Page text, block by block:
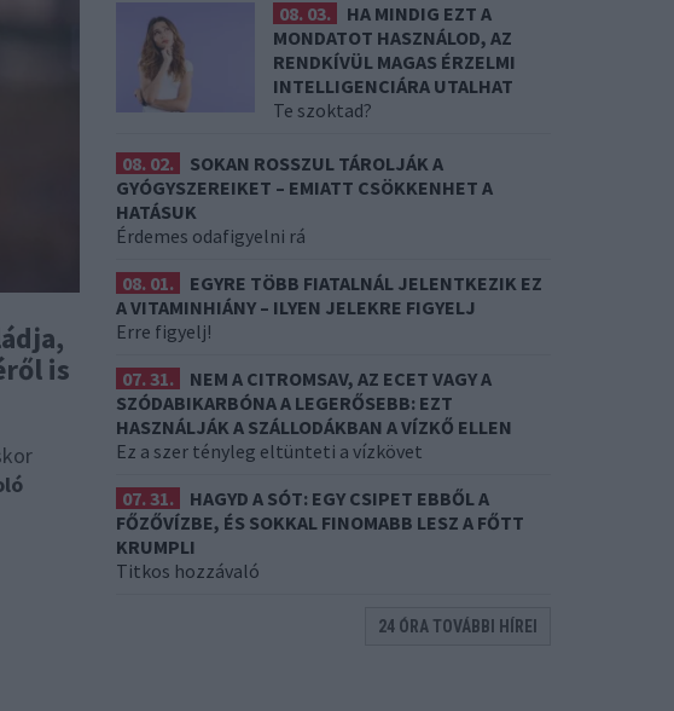
is
08. 03.
HA MINDIG EZT A
MONDATOT HASZNÁLOD, AZ
RENDKÍVÜL MAGAS ÉRZELMI
INTELLIGENCIÁRA UTALHAT
Te szoktad?
08. 02.
SOKAN ROSSZUL TÁROLJÁK A
GYÓGYSZEREIKET – EMIATT CSÖKKENHET A
HATÁSUK
Érdemes odafigyelni rá
08. 01.
EGYRE TÖBB FIATALNÁL JELENTKEZIK EZ
A VITAMINHIÁNY – ILYEN JELEKRE FIGYELJ
Erre figyelj!
07. 31.
NEM A CITROMSAV, AZ ECET VAGY A
SZÓDABIKARBÓNA A LEGERŐSEBB: EZT
HASZNÁLJÁK A SZÁLLODÁKBAN A VÍZKŐ ELLEN
Ez a szer tényleg eltünteti a vízkövet
07. 31.
HAGYD A SÓT: EGY CSIPET EBBŐL A
FŐZŐVÍZBE, ÉS SOKKAL FINOMABB LESZ A FŐTT
KRUMPLI
Titkos hozzávaló
24 ÓRA TOVÁBBI HÍREI